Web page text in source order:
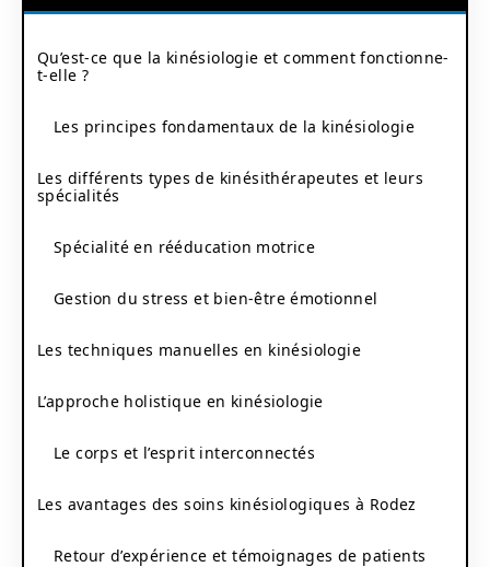
Qu’est-ce que la kinésiologie et comment fonctionne-
t-elle ?
Les principes fondamentaux de la kinésiologie
Les différents types de kinésithérapeutes et leurs
spécialités
Spécialité en rééducation motrice
Gestion du stress et bien-être émotionnel
Les techniques manuelles en kinésiologie
L’approche holistique en kinésiologie
Le corps et l’esprit interconnectés
Les avantages des soins kinésiologiques à Rodez
Retour d’expérience et témoignages de patients